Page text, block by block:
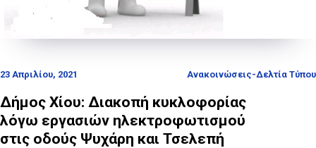
23 Απριλίου, 2021 Ανακοινώσεις-Δελτία Τύπου
Δήμος Χίου: Διακοπή κυκλοφορίας
λόγω εργασιών ηλεκτροφωτισμού
στις οδούς Ψυχάρη και Τσελεπή